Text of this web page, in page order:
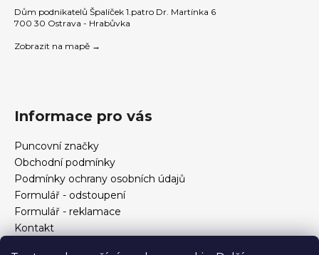
Dům podnikatelů Špalíček 1.patro Dr. Martínka 6
700 30 Ostrava - Hrabůvka
Zobrazit na mapě →
Informace pro vás
Puncovní značky
Obchodní podmínky
Podmínky ochrany osobních údajů
Formulář - odstoupení
Formulář - reklamace
Kontakt